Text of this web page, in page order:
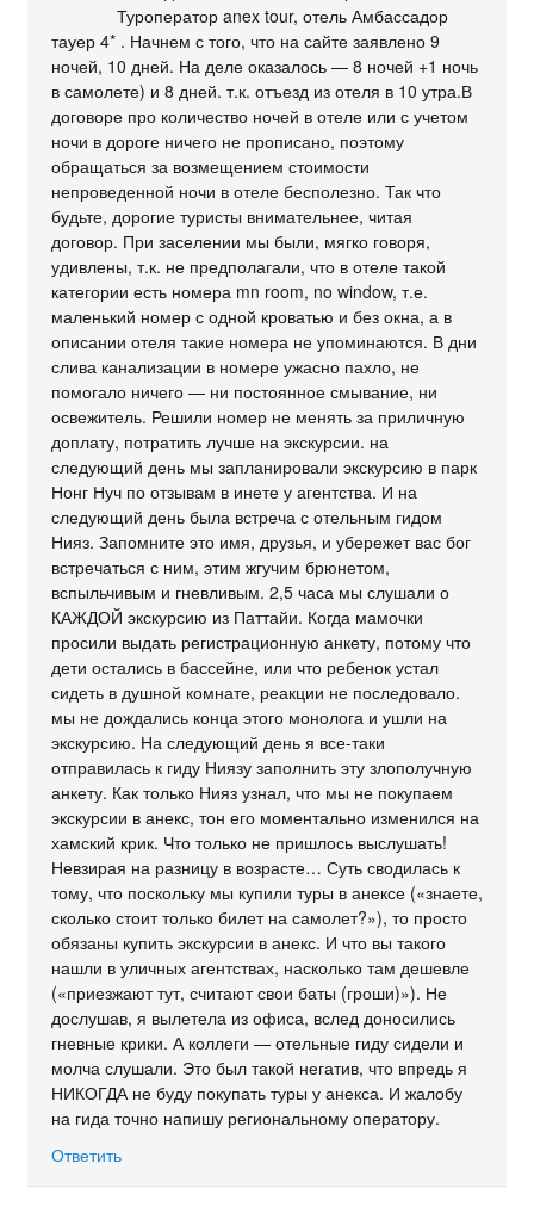
Туроператор anex tour, отель Амбассадор
тауер 4* . Начнем с того, что на сайте заявлено 9
ночей, 10 дней. На деле оказалось — 8 ночей +1 ночь
в самолете) и 8 дней. т.к. отъезд из отеля в 10 утра.В
договоре про количество ночей в отеле или с учетом
ночи в дороге ничего не прописано, поэтому
обращаться за возмещением стоимости
непроведенной ночи в отеле бесполезно. Так что
будьте, дорогие туристы внимательнее, читая
договор. При заселении мы были, мягко говоря,
удивлены, т.к. не предполагали, что в отеле такой
категории есть номера mn room, no window, т.е.
маленький номер с одной кроватью и без окна, а в
описании отеля такие номера не упоминаются. В дни
слива канализации в номере ужасно пахло, не
помогало ничего — ни постоянное смывание, ни
освежитель. Решили номер не менять за приличную
доплату, потратить лучше на экскурсии. на
следующий день мы запланировали экскурсию в парк
Нонг Нуч по отзывам в инете у агентства. И на
следующий день была встреча с отельным гидом
Нияз. Запомните это имя, друзья, и убережет вас бог
встречаться с ним, этим жгучим брюнетом,
вспыльчивым и гневливым. 2,5 часа мы слушали о
КАЖДОЙ экскурсию из Паттайи. Когда мамочки
просили выдать регистрационную анкету, потому что
дети остались в бассейне, или что ребенок устал
сидеть в душной комнате, реакции не последовало.
мы не дождались конца этого монолога и ушли на
экскурсию. На следующий день я все-таки
отправилась к гиду Ниязу заполнить эту злополучную
анкету. Как только Нияз узнал, что мы не покупаем
экскурсии в анекс, тон его моментально изменился на
хамский крик. Что только не пришлось выслушать!
Невзирая на разницу в возрасте… Суть сводилась к
тому, что поскольку мы купили туры в анексе («знаете,
сколько стоит только билет на самолет?»), то просто
обязаны купить экскурсии в анекс. И что вы такого
нашли в уличных агентствах, насколько там дешевле
(«приезжают тут, считают свои баты (гроши)»). Не
дослушав, я вылетела из офиса, вслед доносились
гневные крики. А коллеги — отельные гиду сидели и
молча слушали. Это был такой негатив, что впредь я
НИКОГДА не буду покупать туры у анекса. И жалобу
на гида точно напишу региональному оператору.
Ответить